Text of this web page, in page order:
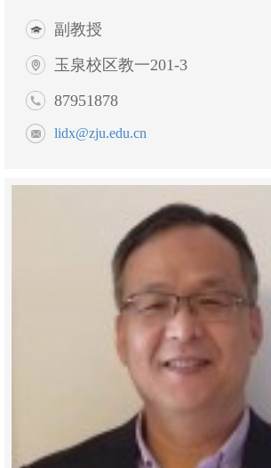
副教授
玉泉校区教一201-3
87951878
lidx@zju.edu.cn